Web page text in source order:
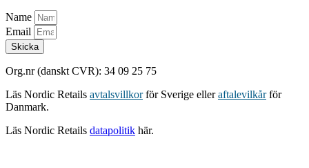
Name
Email
Skicka
Org.nr (danskt CVR): 34 09 25 75
Läs Nordic Retails avtalsvillkor för Sverige elleraftalevilkår för
Danmark.
Läs Nordic Retails datapolitik här.